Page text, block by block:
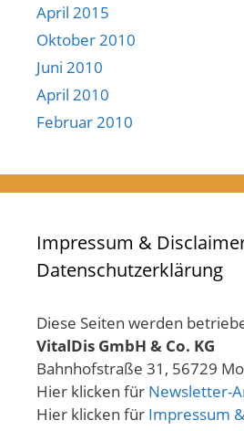
April 2015
Oktober 2010
Juni 2010
April 2010
Februar 2010
Impressum &
Datenschutzerklärung
Diese Seiten werden
VitalDis GmbH & Co. KG
Bahnhofstraße 31, 56729
Hier klicken für Newsletter-
Hier klicken für Impressum